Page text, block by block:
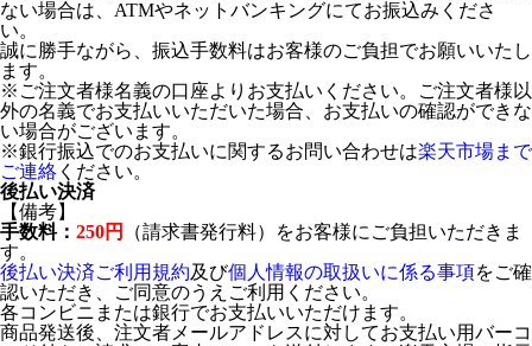
ない場合は、ATMやネットバンキングにてお振込みくださ
い。
誠に勝手ながら、振込手数料はお客様のご負担でお願いいたし
ます。
※ご注文者様名義の口座よりお支払いください。ご注文者様以
外の名義でお支払いいただいた場合、お支払いの確認ができな
い場合がございます。
※銀行振込でのお支払いに関するお問い合わせは楽天市場まで
ご連絡 ください。
後払い決済
【備考】
手数料： 250円
（請求書発行料）をお客様にご負担いただきま
す。
後払い決済ご利用規約及び個人情報の取扱いに係る事項をご確
認いただき、ご同意のうえご利用ください。
各コンビニまたは銀行でお支払いいただけます。
商品発送後、注文者メールアドレスに対してお支払い用バーコ